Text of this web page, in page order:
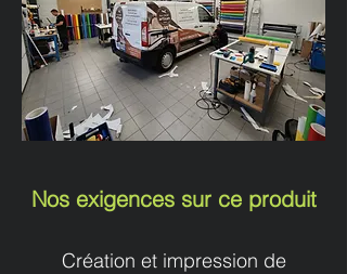
Nos exigences sur ce produit
Création et impression de